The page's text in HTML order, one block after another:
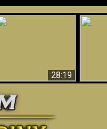
28:19